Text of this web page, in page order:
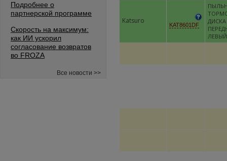
Подробнее о
партнерской программе
Скорость на максимум:
как ИИ ускорил
согласование возвратов
во FROZA
Все новости >>
Katsuro KAT8601DF
ДИСКА
ЛЕВЫЙ